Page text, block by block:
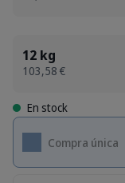
12 kg
103,58 €
En stock
Compra única